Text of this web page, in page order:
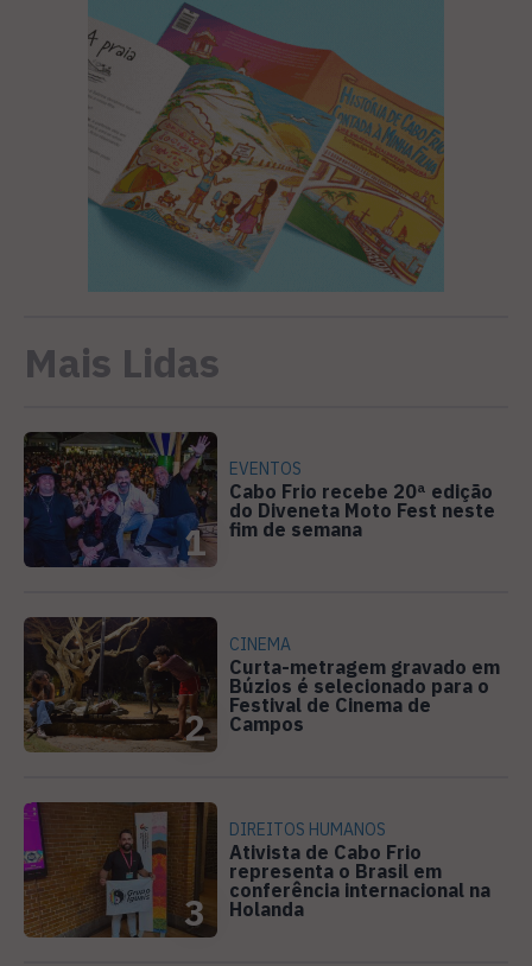
Mais Lidas
1
EVENTOS
Cabo Frio recebe 20ª edição
do Diveneta Moto Fest neste
fim de semana
2
CINEMA
Curta-metragem gravado em
Búzios é selecionado para o
Festival de Cinema de
Campos
3
DIREITOS HUMANOS
Ativista de Cabo Frio
representa o Brasil em
conferência internacional na
Holanda